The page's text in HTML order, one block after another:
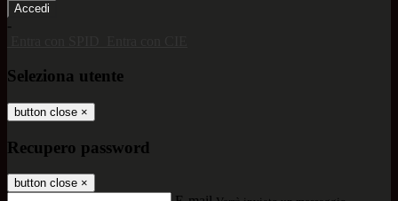
-
Seleziona utente
button close ×
Recupero password
button close ×